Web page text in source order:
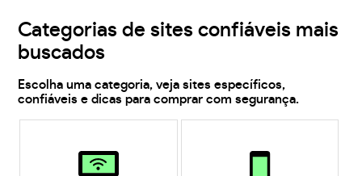
Categorias de sites confiáveis mais
buscados
Escolha uma categoria, veja sites específicos,
confiáveis e dicas para comprar com segurança.